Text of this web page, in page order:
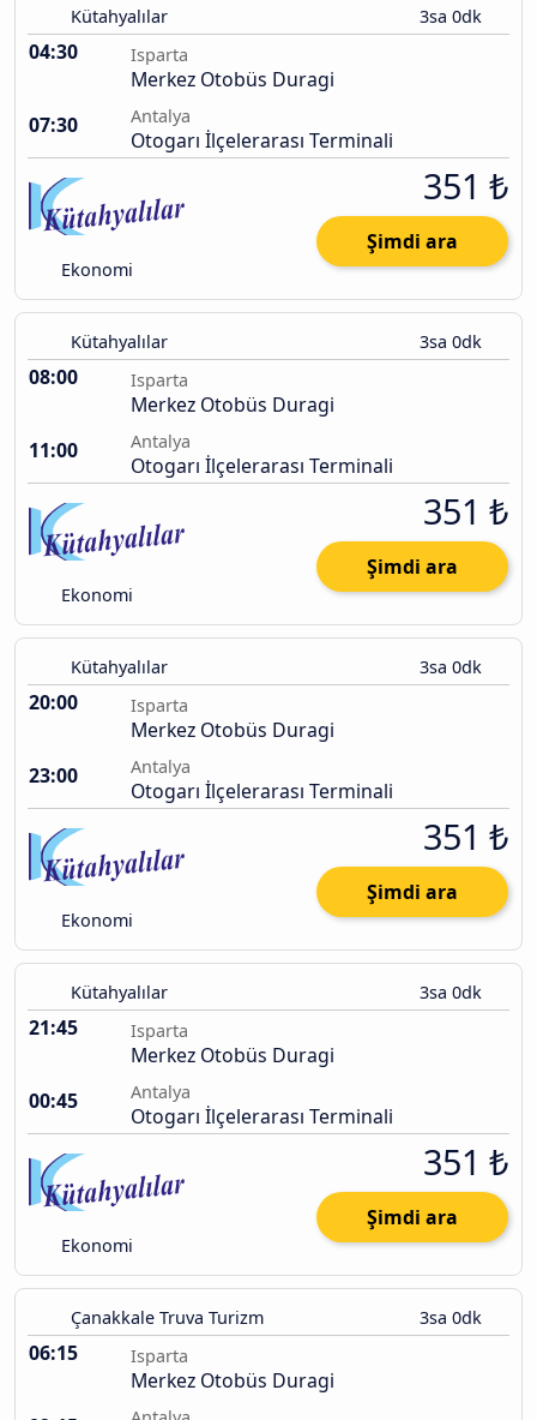
Kütahyalılar 3sa 0dk
04:30 Isparta
Merkez Otobüs Duragi
07:30
Antalya
Otogarı İlçelerarası Terminali
Ekonomi
351 ₺
Şimdi ara
Kütahyalılar 3sa 0dk
08:00 Isparta
Merkez Otobüs Duragi
11:00
Antalya
Otogarı İlçelerarası Terminali
Ekonomi
351 ₺
Şimdi ara
Kütahyalılar 3sa 0dk
20:00 Isparta
Merkez Otobüs Duragi
23:00
Antalya
Otogarı İlçelerarası Terminali
Ekonomi
351 ₺
Şimdi ara
Kütahyalılar 3sa 0dk
21:45 Isparta
Merkez Otobüs Duragi
00:45
Antalya
Otogarı İlçelerarası Terminali
Ekonomi
351 ₺
Şimdi ara
Çanakkale Truva Turizm 3sa 0dk
06:15 Isparta
Merkez Otobüs Duragi